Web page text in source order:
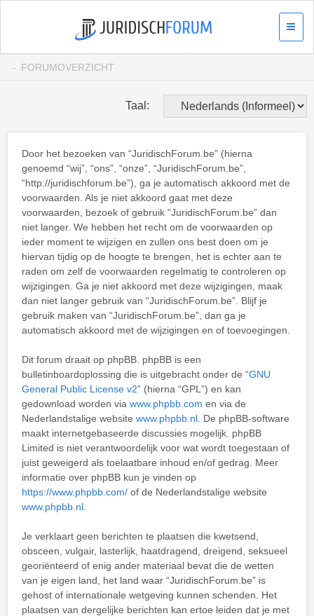
FORUMOVERZICHT
Taal:
Door het bezoeken van “JuridischForum.be” (hierna
genoemd “wij”, “ons”, “onze”, “JuridischForum.be”,
“http://juridischforum.be”), ga je automatisch akkoord met de
voorwaarden. Als je niet akkoord gaat met deze
voorwaarden, bezoek of gebruik “JuridischForum.be” dan
niet langer. We hebben het recht om de voorwaarden op
ieder moment te wijzigen en zullen ons best doen om je
hiervan tijdig op de hoogte te brengen, het is echter aan te
raden om zelf de voorwaarden regelmatig te controleren op
wijzigingen. Ga je niet akkoord met deze wijzigingen, maak
dan niet langer gebruik van “JuridischForum.be”. Blijf je
gebruik maken van “JuridischForum.be”, dan ga je
automatisch akkoord met de wijzigingen en of toevoegingen.
Dit forum draait op phpBB. phpBB is een
bulletinboardoplossing die is uitgebracht onder de “GNU
General Public License v2” (hierna “GPL”) en kan
gedownload worden via www.phpbb.com en via de
Nederlandstalige website www.phpbb.nl . De phpBB-software
maakt internetgebaseerde discussies mogelijk. phpBB
Limited is niet verantwoordelijk voor wat wordt toegestaan of
juist geweigerd als toelaatbare inhoud en/of gedrag. Meer
informatie over phpBB kun je vinden op
https://www.phpbb.com/ of de Nederlandstalige website
www.phpbb.nl
Je verklaart geen berichten te plaatsen die kwetsend,
obsceen, vulgair, lasterlijk, haatdragend, dreigend, seksueel
georiënteerd of enig ander materiaal bevat die de wetten
van je eigen land, het land waar “JuridischForum.be” is
gehost of internationale wetgeving kunnen schenden. Het
plaatsen van dergelijke berichten kan ertoe leiden dat je met